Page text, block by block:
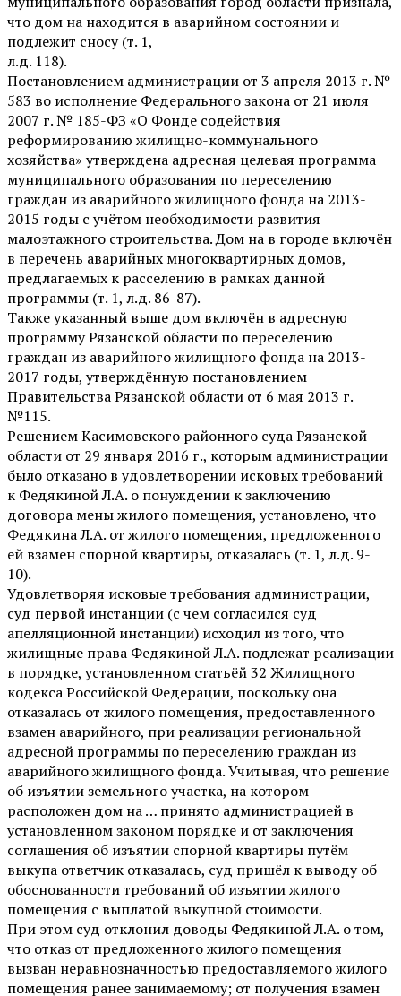
что дом на находится в аварийном состоянии и
подлежит сносу (т. 1,
л.д. 118).
Постановлением администрации от 3 апреля 2013 г. №
583 во исполнение Федерального закона от 21 июля
2007 г. № 185-ФЗ «О Фонде содействия
реформированию жилищно-коммунального
хозяйства» утверждена адресная целевая программа
муниципального образования по переселению
граждан из аварийного жилищного фонда на 2013-
2015 годы с учётом необходимости развития
малоэтажного строительства. Дом на в городе включён
в перечень аварийных многоквартирных домов,
предлагаемых к расселению в рамках данной
программы (т. 1, л.д. 86-87).
Также указанный выше дом включён в адресную
программу Рязанской области по переселению
граждан из аварийного жилищного фонда на 2013-
2017 годы, утверждённую постановлением
Правительства Рязанской области от 6 мая 2013 г.
№115.
Решением Касимовского районного суда Рязанской
области от 29 января 2016 г., которым администрации
было отказано в удовлетворении исковых требований
к Федякиной Л.А. о понуждении к заключению
договора мены жилого помещения, установлено, что
Федякина Л.А. от жилого помещения, предложенного
ей взамен спорной квартиры, отказалась (т. 1, л.д. 9-
10).
Удовлетворяя исковые требования администрации,
суд первой инстанции (с чем согласился суд
апелляционной инстанции) исходил из того, что
жилищные права Федякиной Л.А. подлежат реализации
в порядке, установленном статьёй 32 Жилищного
кодекса Российской Федерации, поскольку она
отказалась от жилого помещения, предоставленного
взамен аварийного, при реализации региональной
адресной программы по переселению граждан из
аварийного жилищного фонда. Учитывая, что решение
об изъятии земельного участка, на котором
расположен дом на … принято администрацией в
установленном законом порядке и от заключения
соглашения об изъятии спорной квартиры путём
выкупа ответчик отказалась, суд пришёл к выводу об
обоснованности требований об изъятии жилого
помещения с выплатой выкупной стоимости.
При этом суд отклонил доводы Федякиной Л.А. о том,
что отказ от предложенного жилого помещения
вызван неравнозначностью предоставляемого жилого
помещения ранее занимаемому; от получения взамен